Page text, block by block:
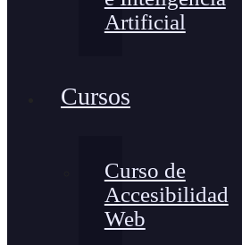
Artificial
Cursos
Curso de
Accesibilidad
Web